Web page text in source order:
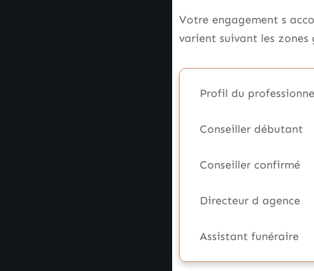
Votre engagement s
varient suivant les zones
Profil du
Conseiller débutant
Conseiller confirmé
Directeur d agence
Assistant funéraire